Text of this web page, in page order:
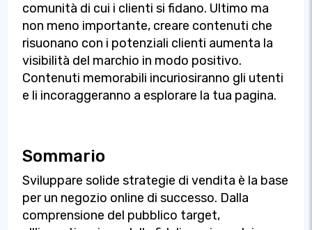
comunità di cui i clienti si fidano. Ultimo ma
non meno importante, creare contenuti che
risuonano con i potenziali clienti aumenta la
visibilità del marchio in modo positivo.
Contenuti memorabili incuriosiranno gli utenti
e li incoraggeranno a esplorare la tua pagina.
Sommario
Sviluppare solide strategie di vendita è la base
per un negozio online di successo. Dalla
comprensione del pubblico target,